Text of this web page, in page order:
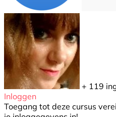
+ 119
Inloggen
Toegang tot deze cursus